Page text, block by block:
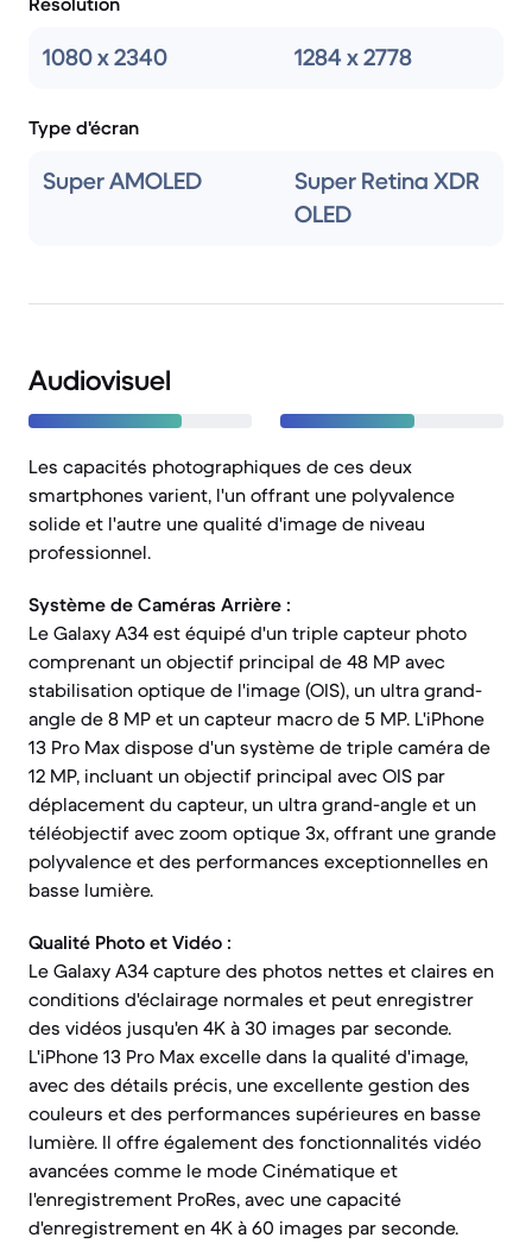
1080 x 2340 1284 x 2778
Type d'écran
Super AMOLED
Super Retina XDR
OLED
Audiovisuel
Les capacités photographiques de ces deux
smartphones varient, l'un offrant une polyvalence
solide et l'autre une qualité d'image de niveau
professionnel.
Système de Caméras Arrière :
Le Galaxy A34 est équipé d'un triple capteur photo
comprenant un objectif principal de 48 MP avec
stabilisation optique de l'image (OIS), un ultra grand-
angle de 8 MP et un capteur macro de 5 MP. L'iPhone
13 Pro Max dispose d'un système de triple caméra de
12 MP, incluant un objectif principal avec OIS par
déplacement du capteur, un ultra grand-angle et un
téléobjectif avec zoom optique 3x, offrant une grande
polyvalence et des performances exceptionnelles en
basse lumière.
Qualité Photo et Vidéo :
Le Galaxy A34 capture des photos nettes et claires en
conditions d'éclairage normales et peut enregistrer
des vidéos jusqu'en 4K à 30 images par seconde.
L'iPhone 13 Pro Max excelle dans la qualité d'image,
avec des détails précis, une excellente gestion des
couleurs et des performances supérieures en basse
lumière. Il offre également des fonctionnalités vidéo
avancées comme le mode Cinématique et
l'enregistrement ProRes, avec une capacité
d'enregistrement en 4K à 60 images par seconde.